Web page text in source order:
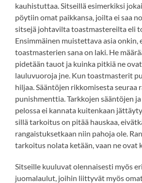
kauhistuttaa. Sitseillä esimerkiksi
pöytiin omat paikkansa, joilta ei saa
sitsejä johtavilta toastmastereilta eli
Ensimmäinen muistettava asia onkin,
toastmasterien sana on laki. He
pidetään tauot ja kuinka pitkiä ne
lauluvuoroja jne. Kun toastmasterit
hiljaa. Sääntöjen rikkomisesta seuraa
punishmenttia. Tarkkojen sääntöjen
pelossa ei kannata kuitenkaan
sillä tarkoitus on pitää hauskaa,
rangaistuksetkaan niin pahoja ole.
tarkoitus nolata ketään, vaan ne ovat
Sitseille kuuluvat olennaisesti myös
juomalaulut, joihin liittyvät myös